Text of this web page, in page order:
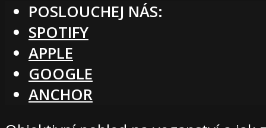
POSLOUCHEJ NÁS:
SPOTIFY
APPLE
GOOGLE
ANCHOR